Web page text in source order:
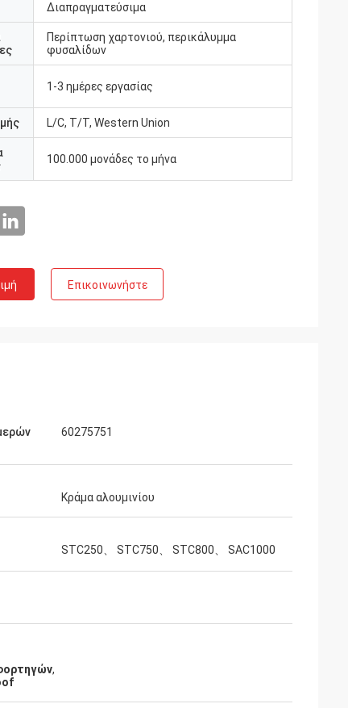
Διαπραγματεύσιμα
Περίπτωση χαρτονιού, περικάλυμμα
φυσαλίδων
1-3 ημέρες εργασίας
L/C, T/T, Western Union
100.000 μονάδες το μήνα
Επικοινωνήστε
60275751
Κράμα αλουμινίου
STC250、 STC750、 STC800、 SAC1000
,